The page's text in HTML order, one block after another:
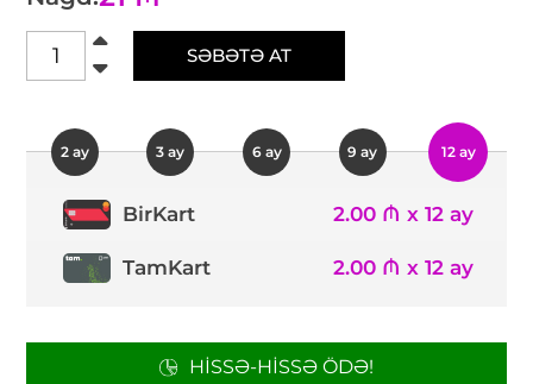
SƏBƏTƏ AT
2 ay 3 ay 6 ay 9 ay 12 ay
BirKart 2.00 ₼ x 12 ay
TamKart 2.00 ₼ x 12 ay
HISSƏ-HISSƏ ÖDƏ!